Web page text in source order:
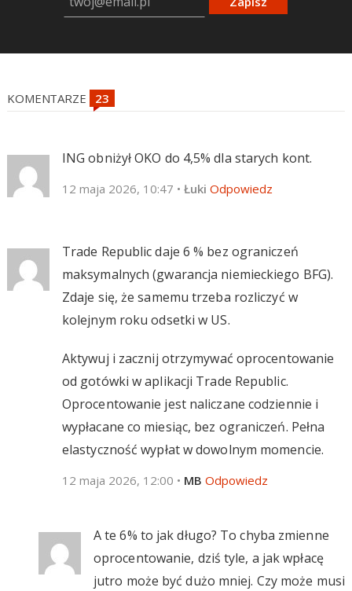
KOMENTARZE
ING obniżył OKO do 4,5% dla starych kont.
12 maja 2026, 10:47 • Łuki Odpowiedz
Trade Republic daje 6 % bez ograniczeń
maksymalnych (gwarancja niemieckiego BFG).
Zdaje się, że samemu trzeba rozliczyć w
kolejnym roku odsetki w US.
Aktywuj i zacznij otrzymywać oprocentowanie
od gotówki w aplikacji Trade Republic.
Oprocentowanie jest naliczane codziennie i
wypłacane co miesiąc, bez ograniczeń. Pełna
elastyczność wypłat w dowolnym momencie.
12 maja 2026, 12:00 • MB Odpowiedz
A te 6% to jak długo? To chyba zmienne
oprocentowanie, dziś tyle, a jak wpłacę
jutro może być dużo mniej. Czy może musi